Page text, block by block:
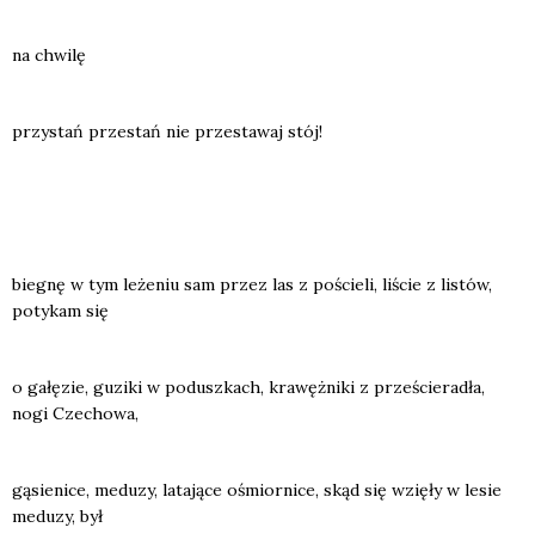
na chwi­lę
przy­stań prze­stań nie prze­sta­waj stój!
bie­gnę w tym leże­niu sam przez las z poście­li, liście z listów,
poty­kam się
o gałę­zie, guzi­ki w podusz­kach, kra­węż­ni­ki z prze­ście­ra­dła,
nogi Cze­cho­wa,
gąsie­ni­ce, medu­zy, lata­ją­ce ośmior­ni­ce, skąd się wzię­ły w lesie
medu­zy, był